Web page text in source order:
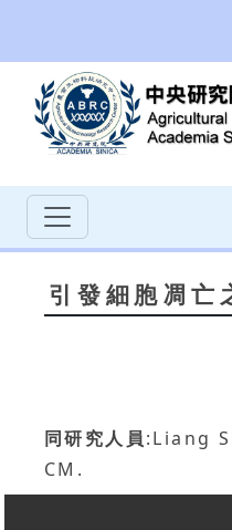
引發細胞凋亡
同研究人員:Liang
CM.